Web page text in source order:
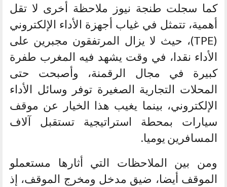
كما سجلت طنجة نيوز ملاحظة أخرى لا تقل
أهمية، تتمثل في غياب أجهزة الأداء الإلكتروني
(TPE)، حيث لا يزال المرتفقون مجبرين على
الأداء نقدا، في وقت يشهد فيه المغرب طفرة
كبيرة في مجال الرقمنة، وأصبحت حتى
المحلات التجارية الصغيرة توفر وسائل الأداء
الإلكتروني، بينما يغيب هذا الخيار عن موقف
سيارات بمحطة استراتيجية تستقبل آلاف
المسافرين يوميا.
ومن بين الملاحظات التي أثارها مستعملو
الموقف أيضا، ضيق مدخل ومخرج الموقف، إذ